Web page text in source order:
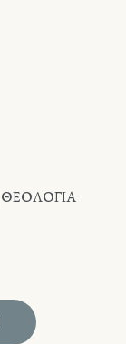
ΘΕΟΛΟΓΙΑ